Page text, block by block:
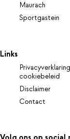
Maurach
Sportgastein
Links
cookiebeleid
Disclaimer
Contact